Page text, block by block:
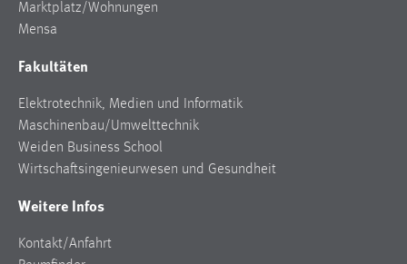
Marktplatz/Wohnungen
Mensa
Fakultäten
Elektrotechnik, Medien und Informatik
Maschinenbau/Umwelttechnik
Weiden Business School
Wirtschaftsingenieurwesen und Gesundheit
Weitere Infos
Kontakt/Anfahrt